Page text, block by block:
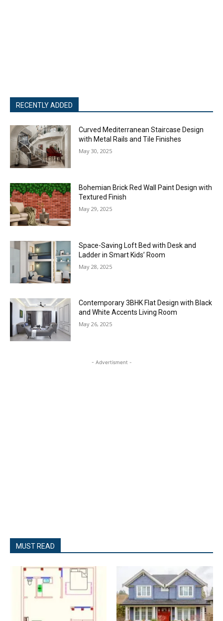
RECENTLY ADDED
Curved Mediterranean Staircase Design
with Metal Rails and Tile Finishes
May 30, 2025
Bohemian Brick Red Wall Paint Design with
Textured Finish
May 29, 2025
Space-Saving Loft Bed with Desk and
Ladder in Smart Kids’ Room
May 28, 2025
Contemporary 3BHK Flat Design with Black
and White Accents Living Room
May 26, 2025
- Advertisment -
MUST READ